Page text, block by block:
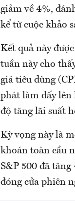
giảm về 4%,
kể từ cuộc khảo
Kết quả này
tuần này cho
giá tiêu dùng
phát làm dấy lên
độ tăng lãi suất
Kỳ vọng này là
khoán toàn cầu
S&P 500 đã
đóng cửa phiên